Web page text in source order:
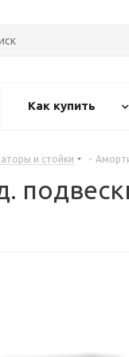
Как купить
и стойки -